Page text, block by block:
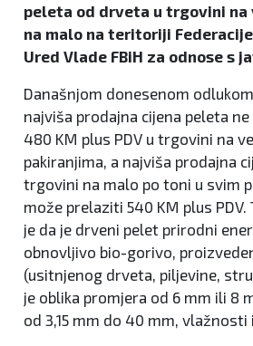
peleta od drveta u trgovini
na malo na teritoriji
Ured Vlade FBiH za odnose s
Današnjom donesenom
najviša prodajna cijena peleta
480 KM plus PDV u trgovini na
pakiranjima, a najviša prodajna
trgovini na malo po toni u svim
može prelaziti 540 KM plus PDV.
je da je drveni pelet prirodni
obnovljivo bio-gorivo,
(usitnjenog drveta, piljevine,
je oblika promjera od 6 mm ili 8
od 3,15 mm do 40 mm, vlažnosti